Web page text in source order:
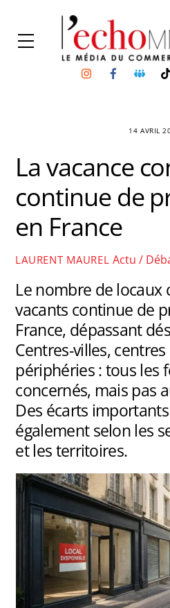
content
Menu
InstagramFacebook
14 AVRIL
La vacance
continue de
en France
LAURENT MAUREL Actu /
Le nombre de locaux
vacants continue de
France, dépassant
Centres-villes,
périphéries : tous les
concernés, mais pas
Des écarts
également selon les
et les territoires.